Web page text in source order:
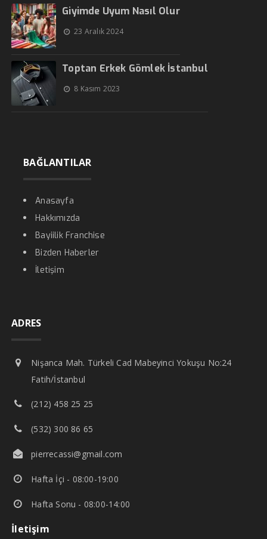
Giyimde Uyum Nasıl Olur
23 Aralık 2024
Toptan Erkek Gömlek İstanbul
8 Kasım 2023
BAĞLANTILAR
Anasayfa
Hakkımızda
Bayiilik Franchise
Bizden Haberler
İletişim
ADRES
Nişanca Mah. Türkeli Cad Mabeyinci Yokuşu No:24
Fatih/İstanbul
(212) 458 25 25
(532) 300 86 65
pierrecassi@gmail.com
Hafta İçi - 08:00-19:00
Hafta Sonu - 08:00-14:00
İletişim